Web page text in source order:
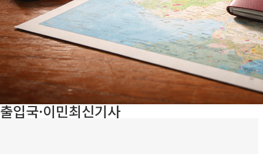
출입국·이민최신기사